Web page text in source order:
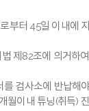
부터 45일 이내에
제82조에 의거하
검사소에 반납해
월이내 튜닝(취득)